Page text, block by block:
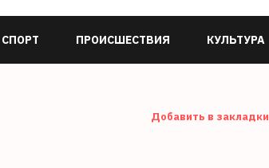
СПОРТ ПРОИСШЕСТВИЯ КУЛЬТУРА
Добавить в закладки